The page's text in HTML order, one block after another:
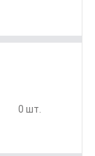
0 шт.